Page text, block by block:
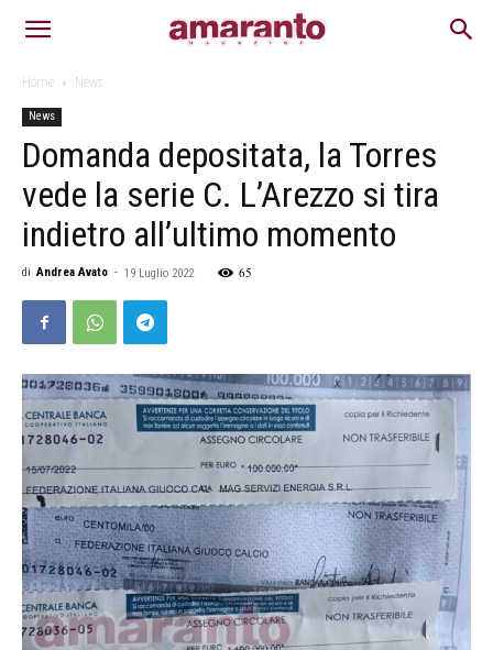
Home News
News
Domanda depositata, la Torres
vede la serie C. L’Arezzo si tira
indietro all’ultimo momento
di Andrea Avato - 19 Luglio 2022 65